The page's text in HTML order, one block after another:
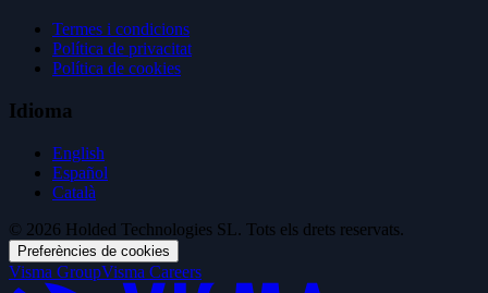
Termes i condicions
Política de privacitat
Política de cookies
Idioma
English
Español
Català
© 2026 Holded Technologies SL. Tots els drets reservats.
Preferències de cookies
Visma GroupVisma Careers